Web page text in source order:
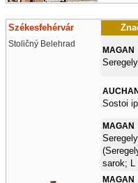
Székesfehérvár
Stoličný Belehrad
MAGAN
Sostoi
MAGAN
sarok; L
MAGAN